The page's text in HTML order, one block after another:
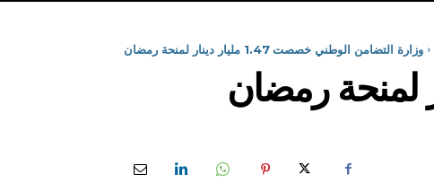
وزارة التضامن الوطني خصصت 1.47 مليار دينار لمنحة رمضان